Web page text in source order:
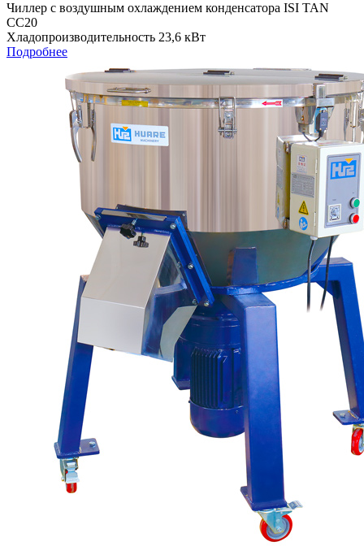
Чиллер с воздушным охлаждением конденсатора ISI TAN
СС20
Хладопроизводительность 23,6 кВт
Подробнее